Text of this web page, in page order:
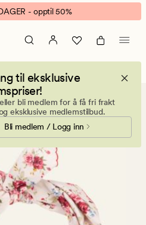
- opptil 50%
til eksklusive
bli medlem for å få fri frakt
eksklusive medlemstilbud.
Bli medlem / Logg inn
Luer, votter og skjerf